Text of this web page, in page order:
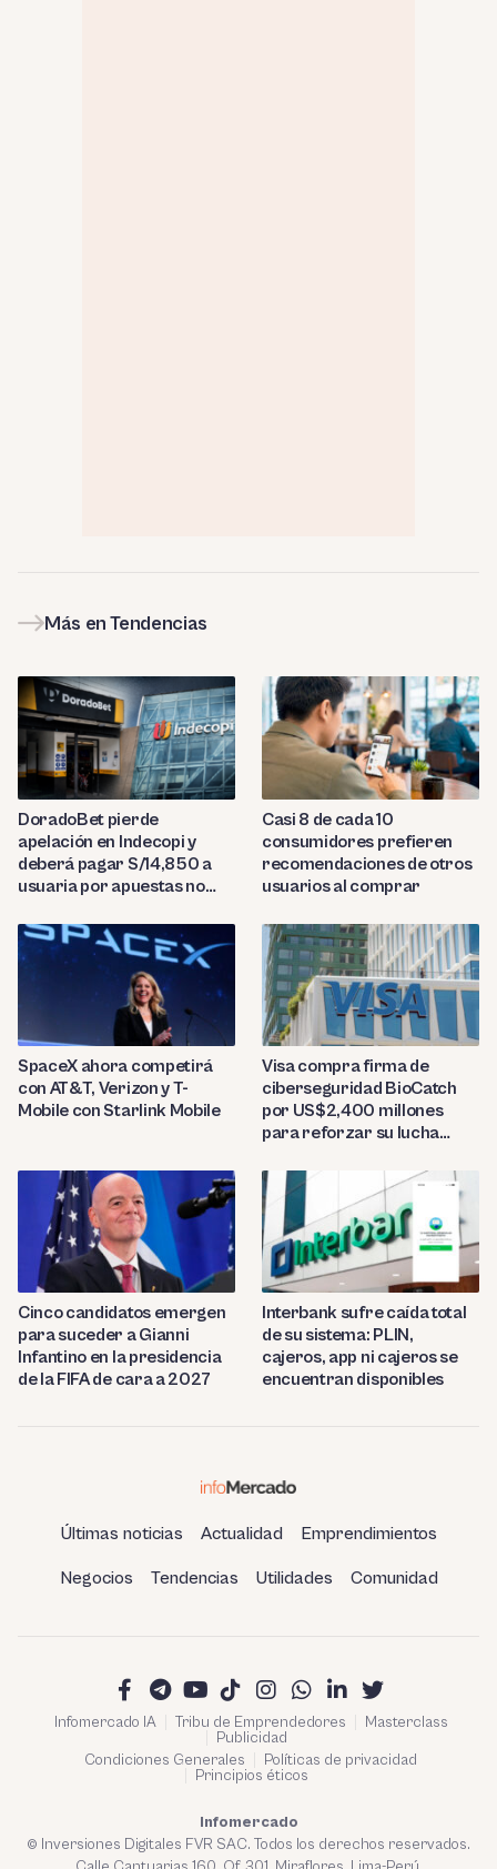
Más en Tendencias
DoradoBet pierde
apelación en Indecopi y
deberá pagar S/14,850 a
usuaria por apuestas no
Casi 8 de cada 10
consumidores prefieren
recomendaciones de otros
usuarios al comprar
SpaceX ahora competirá
con AT&T, Verizon y T-
Mobile con Starlink Mobile
Visa compra firma de
ciberseguridad BioCatch
por US$2,400 millones
para reforzar su lucha
Cinco candidatos emergen
para suceder a Gianni
Infantino en la presidencia
de la FIFA de cara a 2027
Interbank sufre caída total
de su sistema: PLIN,
cajeros, app ni cajeros se
encuentran disponibles
Últimas noticias Actualidad Emprendimientos
Negocios Tendencias Utilidades Comunidad
Infomercado IA Tribu de Emprendedores
Masterclass
Publicidad
Condiciones Generales
Políticas de privacidad
Principios éticos
Infomercado
© Inversiones Digitales FVR SAC. Todos los derechos reservados.